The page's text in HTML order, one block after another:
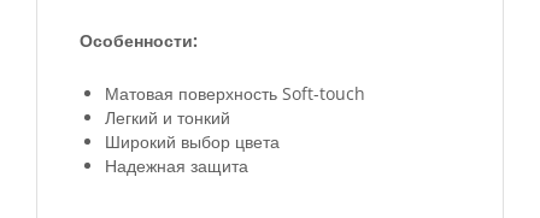
Особенности:
Матовая поверхность Soft-touch
Легкий и тонкий
Широкий выбор цвета
Надежная защита